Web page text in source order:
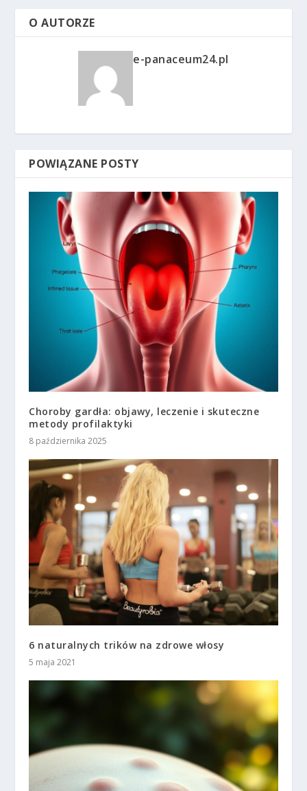
O AUTORZE
e-panaceum24.pl
POWIĄZANE POSTY
Choroby gardła: objawy, leczenie i skuteczne
metody profilaktyki
8 października 2025
6 naturalnych trików na zdrowe włosy
5 maja 2021